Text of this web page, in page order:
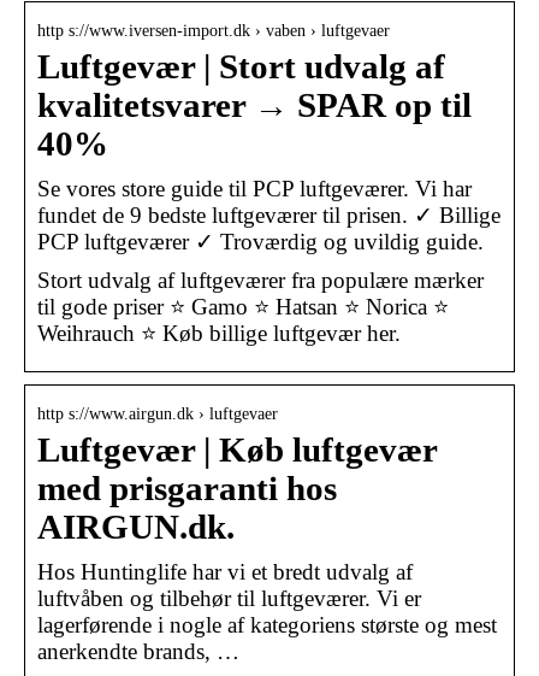
http s://www.iversen-import.dk › vaben › luftgevaer
Luftgevær | Stort udvalg af
kvalitetsvarer → SPAR op til
40%
Se vores store guide til PCP luftgeværer. Vi har
fundet de 9 bedste luftgeværer til prisen. ✓ Billige
PCP luftgeværer ✓ Troværdig og uvildig guide.
Stort udvalg af luftgeværer fra populære mærker
til gode priser ⭐ Gamo ⭐ Hatsan ⭐ Norica ⭐
Weihrauch ⭐ Køb billige luftgevær her.
http s://www.airgun.dk › luftgevaer
Luftgevær | Køb luftgevær
med prisgaranti hos
AIRGUN.dk.
Hos Huntinglife har vi et bredt udvalg af
luftvåben og tilbehør til luftgeværer. Vi er
lagerførende i nogle af kategoriens største og mest
anerkendte brands, …